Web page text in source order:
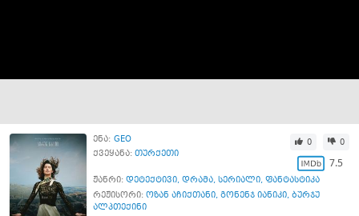
ენა: GEO
ქვეყანა: თურქეთი
0 0
7.5
ჟანრი: დეტექტივი, დრამა, სერიალი, ფანტასტიკა
რეჟისორი: ოზან აჩიქთანი, გონენჯ იანიკი, ბურჯუ
ალპთექინი